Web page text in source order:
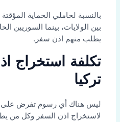
بالنسبة لحاملي الحماية
بين الولايات، بينما السوريين
يطلب منهم اذن سفر.
تكلفة استخراج
تركيا
ليس هناك أي رسوم تفرض على
لاستخراج اذن السفر وكل من